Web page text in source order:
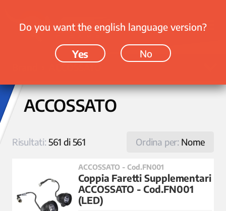
ACCOSSATO
Ordina per: Nome
Risultati:561 di 561
ACCOSSATO - Cod.FN001
Coppia Faretti Supplementari
ACCOSSATO - Cod.FN001
(LED)
Do you want the english language version?
Yes No